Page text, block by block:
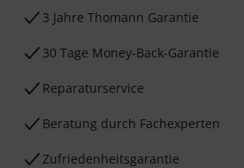
3 Jahre Thomann Garantie
30 Tage Money-Back-Garantie
Reparaturservice
Beratung durch Fachexperten
Zufriedenheitsgarantie